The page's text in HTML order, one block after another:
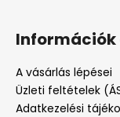
Információk
A vásárlás lépései
Üzleti feltételek
Adatkezelési